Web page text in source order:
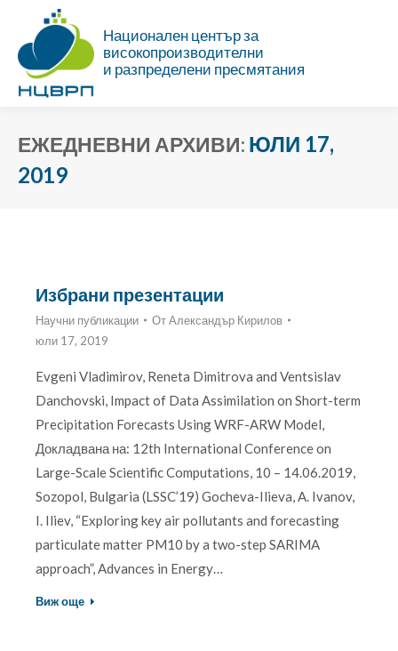
Национален център за
високопроизводителни
и разпределени пресмятания
ЕЖЕДНЕВНИ АРХИВИ: ЮЛИ 17,
2019
Избрани презентации
Научни публикации ОтАлександър Кирилов
юли 17, 2019
Evgeni Vladimirov, Reneta Dimitrova and Ventsislav
Danchovski, Impact of Data Assimilation on Short-term
Precipitation Forecasts Using WRF-ARW Model,
Докладвана на: 12th International Conference on
Large-Scale Scientific Computations, 10 – 14.06.2019,
Sozopol, Bulgaria (LSSC’19) Gocheva-Ilieva, A. Ivanov,
I. Iliev, “Exploring key air pollutants and forecasting
particulate matter PM10 by a two-step SARIMA
approach”, Advances in Energy…
Виж още